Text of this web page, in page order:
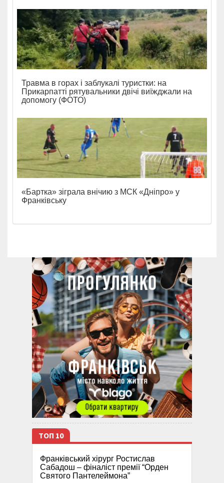
Травма в горах і заблукалі туристки: на
Прикарпатті рятувальники двічі виїжджали на
допомогу (ФОТО)
«Бартка» зіграла внічию з МСК «Дніпро» у
Франківську
ТОП 10
Франківський хірург Ростислав
Сабадош – фіналіст премії “Орден
Святого Пантелеймона”